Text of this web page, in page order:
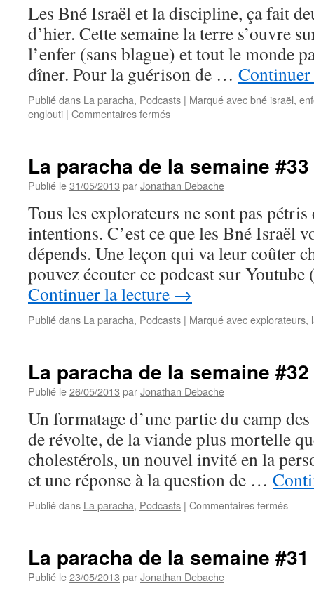
:
‘Houkat
Les Bné Israël et la discipline, ça fait
d’hier. Cette semaine la terre s’ouvre
l’enfer (sans blague) et tout le monde
dîner. Pour la guérison de …
Publié dans La paracha, Podcasts | Marqué avecbné israël,
englouti | Commentaires ferméssur
la
semaine
:
La paracha de la semaine #33
Publié le31/05/2013 parJonathan Debache
Tous les explorateurs ne sont pas
intentions. C’est ce que les Bné Israël
dépends. Une leçon qui va leur coûter
pouvez écouter ce podcast sur
Continuer la lecture →
Publié dans La paracha, Podcasts | Marqué avecexplorateurs,
La paracha de la semaine #32
Publié le26/05/2013 parJonathan Debache
Un formatage d’une partie du camp
de révolte, de la viande plus mortelle
cholestérols, un nouvel invité en la
et une réponse à la question de …
Publié dans La paracha, Podcasts | Commentaires ferméssur
la
La paracha de la semaine
Publié le23/05/2013 parJonathan Debache